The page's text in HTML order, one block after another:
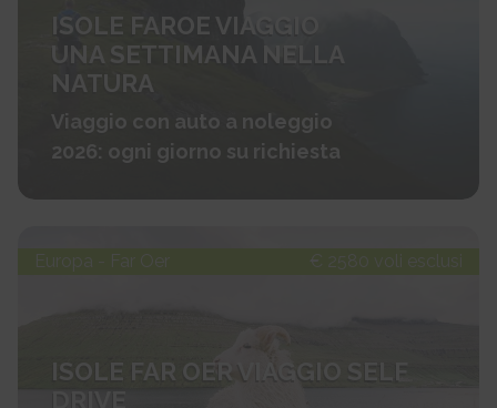
ISOLE FAROE VIAGGIO
UNA SETTIMANA NELLA
NATURA
Viaggio con auto a noleggio
2026: ogni giorno su richiesta
Europa - Far Oer € 2580 voli esclusi
ISOLE FAR OER VIAGGIO SELF